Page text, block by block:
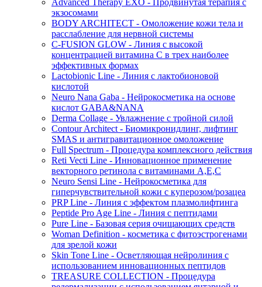
экзосомами
BODY ARCHITECT - Омоложение кожи тела и
расслабление для нервной системы
C-FUSION GLOW - Линия с высокой
концентрацией витамина C в трех наиболее
эффективных формах
Lactobionic Line - Линия с лактобионовой
кислотой
Neuro Nana Gaba - Нейрокосметика на основе
кислот GABA&NANA
Derma Collage - Увлажнение с тройной силой
Contour Architect - Биомикронидлинг, лифтинг
SMAS и антигравитационное омоложение
Full Spectrum - Процедура комплексного действия
Reti Vecti Line - Инновационное применение
векторного ретинола с витаминами A,Е,С
Neuro Sensi Line - Нейрокосметика для
гиперчувствительной кожи с куперозом/розацеа
PRP Line - Линия с эффектом плазмолифтинга
Peptide Pro Age Line - Линия с пептидами
Pure Line - Базовая серия очищающих средств
Woman Definition - косметика с фитоэстрогенами
для зрелой кожи
Skin Tone Line - Осветляющая нейролиния с
использованием инновационных пептидов
TREASURE COLLECTION - Процедура